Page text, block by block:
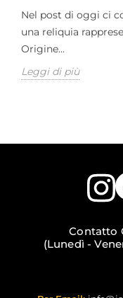
Nel post di oggi ci
una reliquia
Origine...
Leggi di più
Contatto
(Lunedì -